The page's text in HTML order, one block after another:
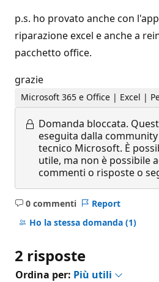
p.s. ho provato anche con
riparazione excel e anche a
pacchetto office.
grazie
Microsoft 365 e Office | Excel |
Domanda bloccata.
eseguita dalla
tecnico Microsoft. È
utile, ma non è possibile
commenti o risposte o
0 commenti
Nessun
commento
Report
Ho la stessa domanda (1)
2 risposte
Ordina per: Più utili